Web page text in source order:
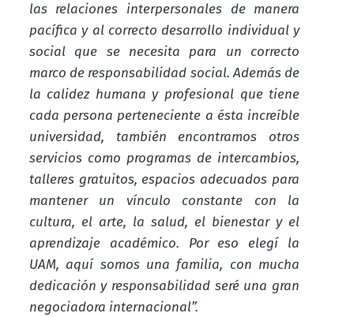
las relaciones interpersonales de manera
pacífica y al correcto desarrollo individual y
social que se necesita para un correcto
marco de responsabilidad social. Además de
la calidez humana y profesional que tiene
cada persona perteneciente a ésta increíble
universidad, también encontramos otros
servicios como programas de intercambios,
talleres gratuitos, espacios adecuados para
mantener un vínculo constante con la
cultura, el arte, la salud, el bienestar y el
aprendizaje académico. Por eso elegí la
UAM, aquí somos una familia, con mucha
dedicación y responsabilidad seré una gran
negociadora internacional”.